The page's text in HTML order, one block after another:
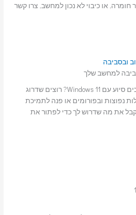
או כיבוי לא נכון למחשב, צרו קשר
למחשב שלך
זקוק לסיוע בישוב שלכם צריכים סיוע עם Windows 11? רוצים שדרוג
נפוצות ובפורומים או פנה לתמיכת
את מה שדרוש לך כדי לפתור את